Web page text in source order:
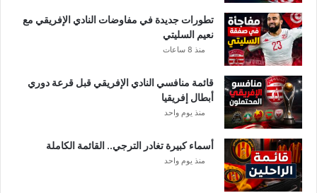
تطورات جديدة في مفاوضات النادي الإفريقي مع
نعيم السليتي
منذ 8 ساعات
قائمة منافسي النادي الإفريقي قبل قرعة دوري
أبطال إفريقيا
منذ يوم واحد
أسماء كبيرة تغادر الترجي.. القائمة الكاملة
منذ يوم واحد